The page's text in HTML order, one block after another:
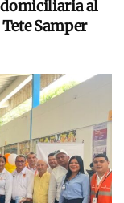
domiciliaria al
Samper